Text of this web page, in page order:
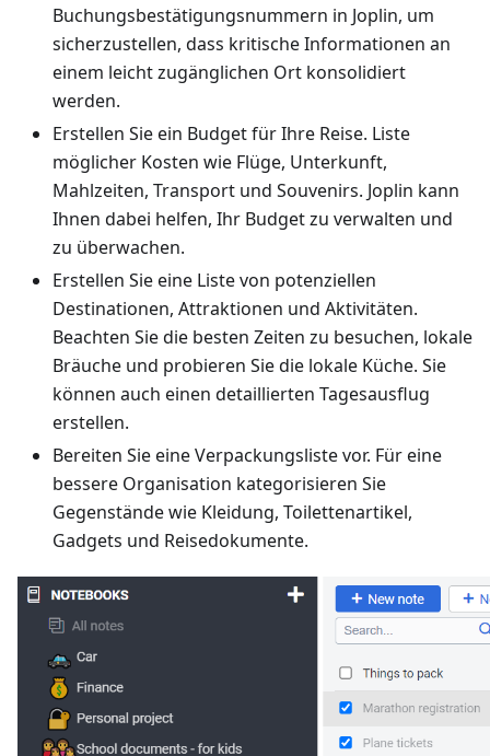
Buchungsbestätigungsnummern in Joplin, um
sicherzustellen, dass kritische Informationen an
einem leicht zugänglichen Ort konsolidiert
werden.
Erstellen Sie ein Budget für Ihre Reise. Liste
möglicher Kosten wie Flüge, Unterkunft,
Mahlzeiten, Transport und Souvenirs. Joplin kann
Ihnen dabei helfen, Ihr Budget zu verwalten und
zu überwachen.
Erstellen Sie eine Liste von potenziellen
Destinationen, Attraktionen und Aktivitäten.
Beachten Sie die besten Zeiten zu besuchen, lokale
Bräuche und probieren Sie die lokale Küche. Sie
können auch einen detaillierten Tagesausflug
erstellen.
Bereiten Sie eine Verpackungsliste vor. Für eine
bessere Organisation kategorisieren Sie
Gegenstände wie Kleidung, Toilettenartikel,
Gadgets und Reisedokumente.